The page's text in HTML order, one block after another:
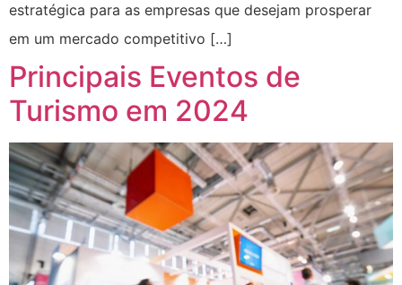
estratégica para as empresas que desejam prosperar
em um mercado competitivo […]
Principais Eventos de
Turismo em 2024